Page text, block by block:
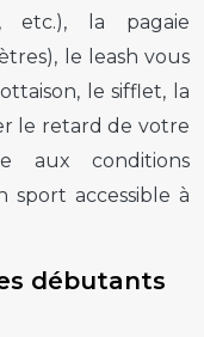
etc.), la pagaie
le leash vous
le sifflet, la
le retard de votre
aux conditions
sport accessible à
débutants